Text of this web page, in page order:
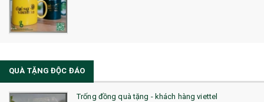
QUÀ TẶNG ĐỘC ĐÁO
Trống đồng quà tặng - khách hàng viettel